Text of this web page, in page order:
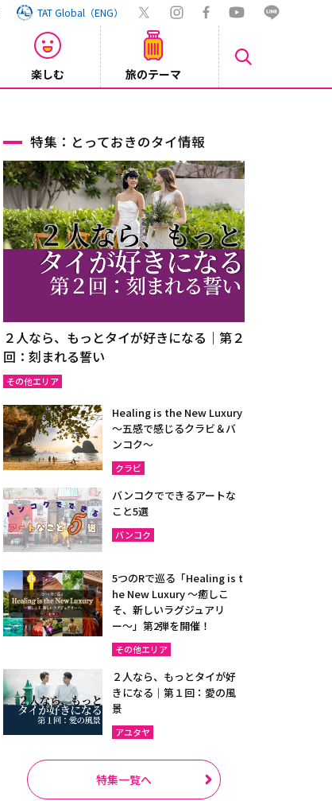
TAT Global（ENG）
楽しむ 旅のテーマ
特集：とっておきのタイ情報
２人なら、もっとタイが好きになる｜第２
回：刻まれる誓い
その他エリア
Healing is the New Luxury
～五感で感じるクラビ＆バ
ンコク～
クラビ
バンコクでできるアートな
こと5選
バンコク
5つのRで巡る「Healing is t
he New Luxury ～癒しこ
そ、新しいラグジュアリ
ー〜」第2弾を開催！
その他エリア
２人なら、もっとタイが好
きになる｜第１回：愛の風
景
アユタヤ
特集一覧へ